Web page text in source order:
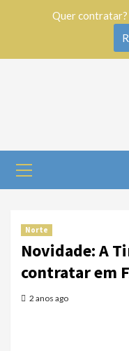
Norte
Novidade: A
contratar em
2 anos ago
Quer contratar?